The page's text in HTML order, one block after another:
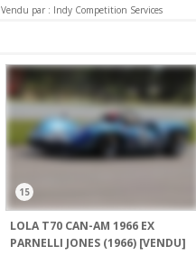
Vendu par : Indy Competition Services
15
LOLA T70 CAN-AM 1966 EX
PARNELLI JONES (1966) [VENDU]